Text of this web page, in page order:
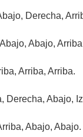
Derecha,
Abajo,
Arriba, Arriba.
Derecha, Abajo,
Abajo, Abajo.